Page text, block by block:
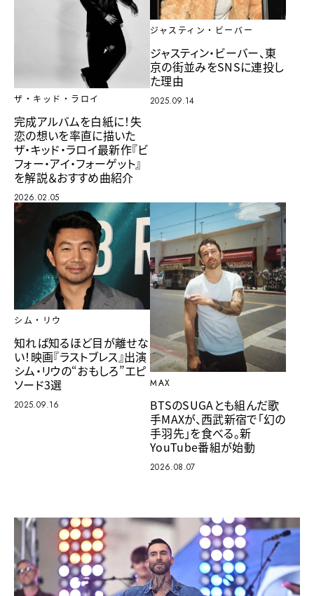
ザ・キッド・ラロイ
完成アルバムを白紙に！失
恋の想いを率直に描いた
ザ・キッド・ラロイ最新作『ビ
フォー・アイ・フォーゲット』
を解説＆おすすめ曲紹介
2026.02.05
ジャスティン・ビーバー
ジャスティン・ビーバー、東
京の街並みをSNSに連投し
た理由
2025.09.14
シム・リウ
知れば知るほど目が離せな
い！映画『ラストブレス』出演
シム・リウの“おもしろ”エピ
ソード3選
2025.09.16
MAX
BTSのSUGAとも組んだ歌
手MAXが、西武新宿で「幻の
手羽先」を食べる。新
YouTube番組が始動
2026.08.07